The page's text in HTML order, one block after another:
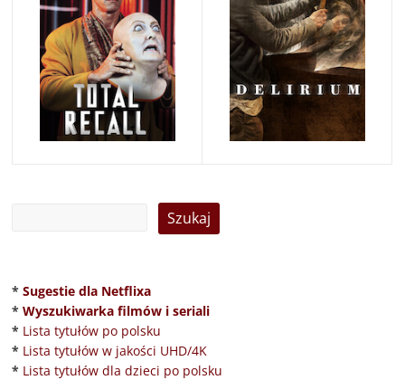
* Sugestie dla Netflixa
* Wyszukiwarka filmów i seriali
* Lista tytułów po polsku
* Lista tytułów w jakości UHD/4K
* Lista tytułów dla dzieci po polsku